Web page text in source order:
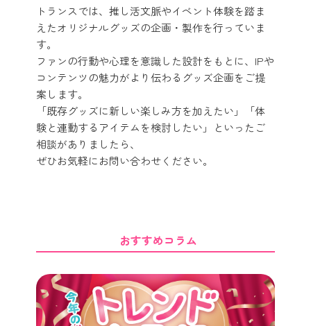
トランスでは、推し活文脈やイベント体験を踏ま
えたオリジナルグッズの企画・製作を行っていま
す。
ファンの行動や心理を意識した設計をもとに、IPや
コンテンツの魅力がより伝わるグッズ企画をご提
案します。
「既存グッズに新しい楽しみ方を加えたい」「体
験と連動するアイテムを検討したい」といったご
相談がありましたら、
ぜひお気軽にお問い合わせください。
おすすめコラム